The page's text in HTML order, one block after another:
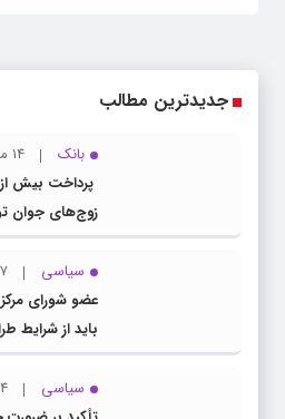
جدیدترین مطالب
بانک
14 مرداد 1405
زوج‌های جوان
سیاسی
27
عضو شورای
باید از شرایط
عبور کنیم
سیاسی
14